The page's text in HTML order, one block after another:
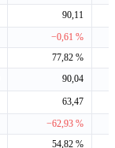
90,11
−0,61 %
77,82 %
90,04
63,47
−62,93 %
54,82 %